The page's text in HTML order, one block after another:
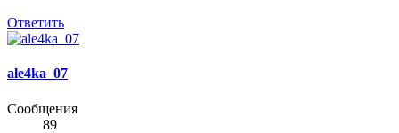
Ответить
ale4ka_07
Сообщения
89